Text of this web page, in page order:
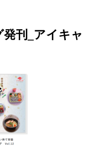
刊_アイキャ